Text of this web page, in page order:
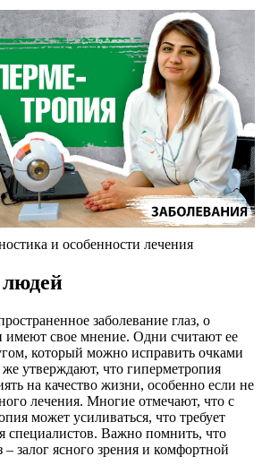
и особенности лечения
заболевание глаз, о
имеют свое мнение. Одни считают ее
который можно исправить очками
утверждают, что гиперметропия
на качество жизни, особенно если не
лечения. Многие отмечают, что с
может усиливаться, что требует
специалистов. Важно помнить, что
– залог ясного зрения и комфортной